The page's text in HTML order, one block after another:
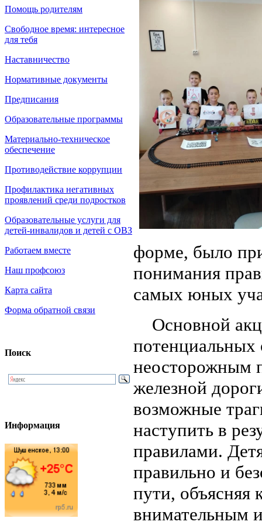
Помощь родителям
Свободное время: интересное
для тебя
Наставничество
Нормативные документы
Предписания
Образовательные программы
Материально-техническое
обеспечение
Противодействие коррупции
Профилактика негативных
проявлений среди подростков
Образовательные услуги для
детей-инвалидов и детей с ОВЗ
Работаем вместе
Наш профсоюз
Карта сайта
Форма обратной связи
Поиск
Информация
форме, было
понимания
самых юных
Основной
потенциальных
неосторожным
железной
возможные
наступить в
правилами.
правильно и
пути, объясняя
внимательным